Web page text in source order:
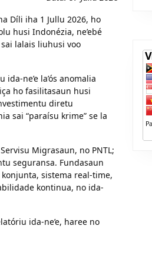
Díli iha 1 Jullu 2026, ho
husi Indonézia, ne’ebé
lalais liuhusi voo
ne’e la’ós anomalia
ho fasilitasaun husi
diretu
sai “paraísu krime” se la
Migrasaun, no PNTL;
seguransa. Fundasaun
sistema real-time,
kontinua, no ida-
ida-ne’e, haree no